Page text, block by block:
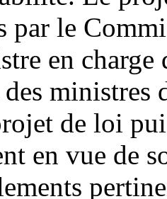
par le
en charge
ministres
de loi
en vue de